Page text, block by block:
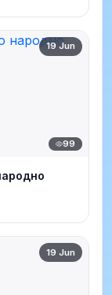
19 Jun
99
19 Jun